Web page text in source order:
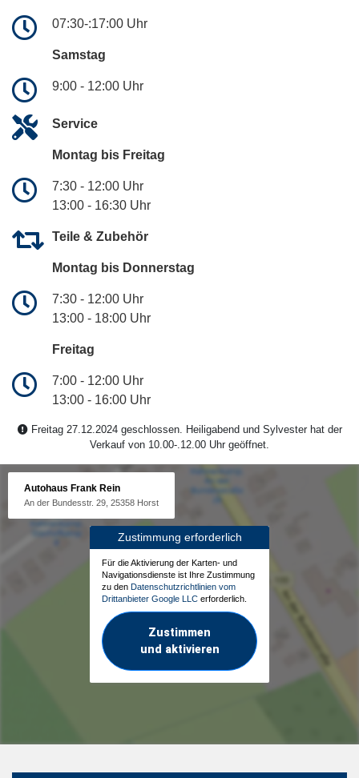
07:30-:17:00 Uhr
Samstag
9:00 - 12:00 Uhr
Service
Montag bis Freitag
7:30 - 12:00 Uhr
13:00 - 16:30 Uhr
Teile & Zubehör
Montag bis Donnerstag
7:30 - 12:00 Uhr
13:00 - 18:00 Uhr
Freitag
7:00 - 12:00 Uhr
13:00 - 16:00 Uhr
Freitag 27.12.2024 geschlossen. Heiligabend und Sylvester hat der
Verkauf von 10.00-.12.00 Uhr geöffnet.
Autohaus Frank Rein
An der Bundesstr. 29, 25358 Horst
Zustimmung erforderlich
Für die Aktivierung der Karten- und
Navigationsdienste ist Ihre Zustimmung
zu den Datenschutzrichtlinien vom
Drittanbieter Google LLC erforderlich.
Zustimmen
und aktivieren